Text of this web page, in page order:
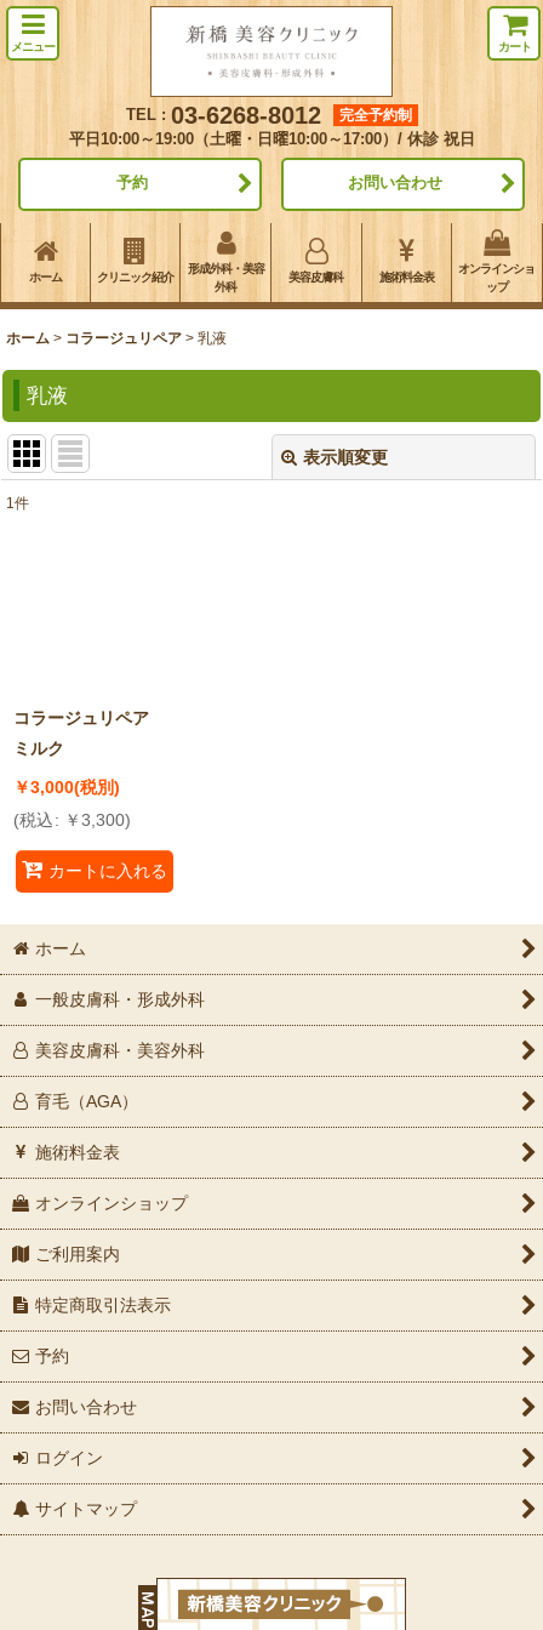
メニュー
TEL : 03-6268-8012
完全予約制
平日10:00～19:00（土曜・日曜10:00～17:00）/ 休診 祝日
予約 お問い合わせ
カート
ホーム クリニック紹介
形成外科・美容
外科
美容皮膚科 施術料金表
オンラインショ
ップ
ホーム > コラージュリペア > 乳液
乳液
表示順変更
1件
コラージュリペア
ミルク
￥3,000(税別)
(税込: ￥3,300)
カートに入れる
ホーム
一般皮膚科・形成外科
美容皮膚科・美容外科
育毛（AGA）
施術料金表
オンラインショップ
ご利用案内
特定商取引法表示
予約
お問い合わせ
ログイン
サイトマップ